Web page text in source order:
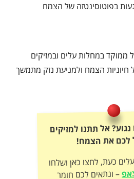
בפוטוסינטזה של הצמח
ממוקד במחלות עלים ובמזיקים
חיוניות הצמח ולמניעת נזק מתמשך
נגוע? אל תתנו למזיקים
לכם את הצמח!
כעת, לחצו כאן ושלחו
– ונתאים לכם חומר